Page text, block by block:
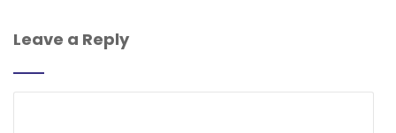
Leave a Reply